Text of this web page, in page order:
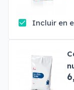
Incluir en